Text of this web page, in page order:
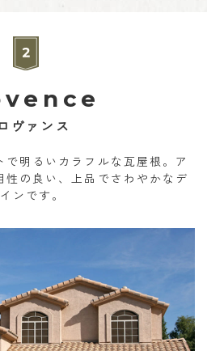
ヴァンス
明るいカラフルな瓦屋根。ア
性の良い、上品でさわやかなデ
ンです。